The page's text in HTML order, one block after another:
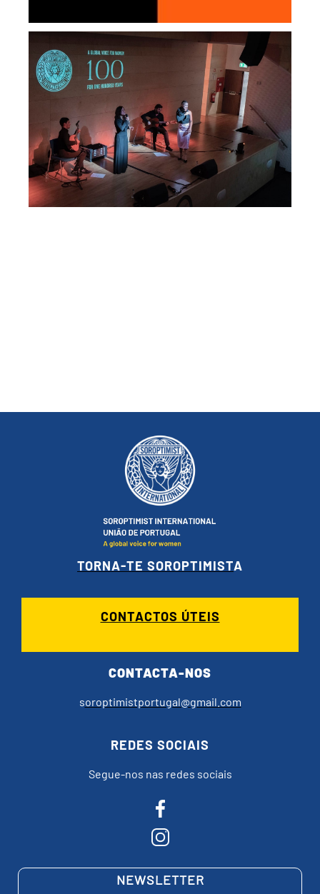
TORNA-TE SOROPTIMISTA
CONTACTOS ÚTEIS
CONTACTA-NOS
soroptimistportugal@gmail.com
REDES SOCIAIS
Segue-nos nas redes sociais
NEWSLETTER